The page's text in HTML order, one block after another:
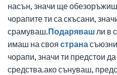
насън, значи ще
чорапите ти са скъсани,
срамуваш.Подаряваш ли в
имаш на своя страна
чорапи, значи ти предстои
средства.ако сънуваш,